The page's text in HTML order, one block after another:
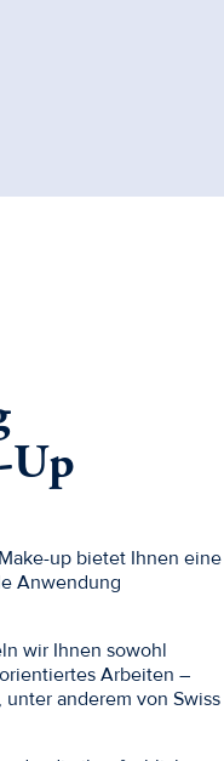
Up
up bietet Ihnen eine
Anwendung
wir Ihnen sowohl
Arbeiten –
anderem von Swiss